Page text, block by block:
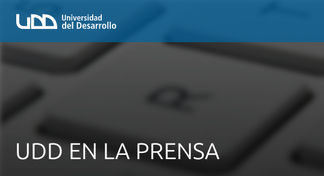
UDD EN LA PRENSA